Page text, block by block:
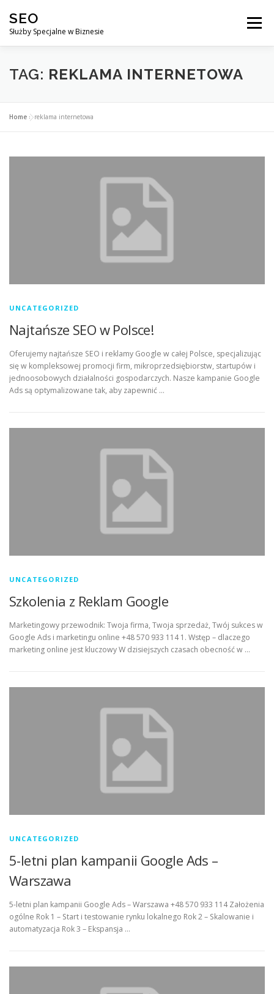
treści
SEO
Służby Specjalne w Biznesie
Menu
AGENCJA SEO CO ZYSKUJESZ ?
DLACZEGO WARTO?
TAG: REKLAMA INTERNETOWA
Home »reklama internetowa
UNCATEGORIZED
Najtańsze SEO w Polsce!
Oferujemy najtańsze SEO i reklamy Google w całej Polsce, specjalizując
się w kompleksowej promocji firm, mikroprzedsiębiorstw, startupów i
jednoosobowych działalności gospodarczych. Nasze kampanie Google
Ads są optymalizowane tak, aby zapewnić …
UNCATEGORIZED
Szkolenia z Reklam Google
Marketingowy przewodnik: Twoja firma, Twoja sprzedaż, Twój sukces w
Google Ads i marketingu online +48 570 933 114 1. Wstęp – dlaczego
marketing online jest kluczowy W dzisiejszych czasach obecność w …
UNCATEGORIZED
5-letni plan kampanii Google Ads –
Warszawa
5-letni plan kampanii Google Ads – Warszawa +48 570 933 114 Założenia
ogólne Rok 1 – Start i testowanie rynku lokalnego Rok 2 – Skalowanie i
automatyzacja Rok 3 – Ekspansja …